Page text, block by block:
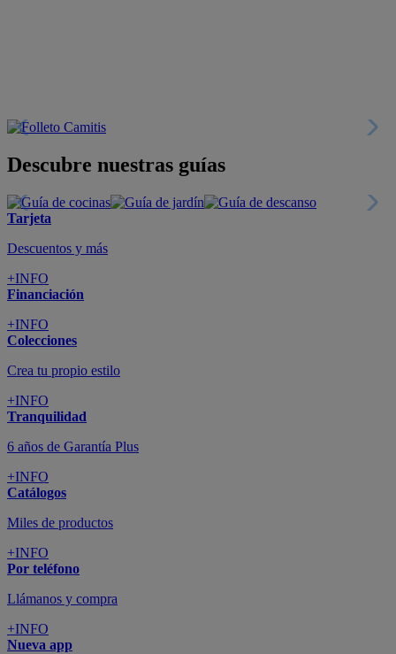
Descubre nuestras guías
Tarjeta
Descuentos y más
+INFO
Financiación
+INFO
Colecciones
Crea tu propio estilo
+INFO
Tranquilidad
6 años de Garantía Plus
+INFO
Catálogos
Miles de productos
+INFO
Por teléfono
Llámanos y compra
+INFO
Nueva app